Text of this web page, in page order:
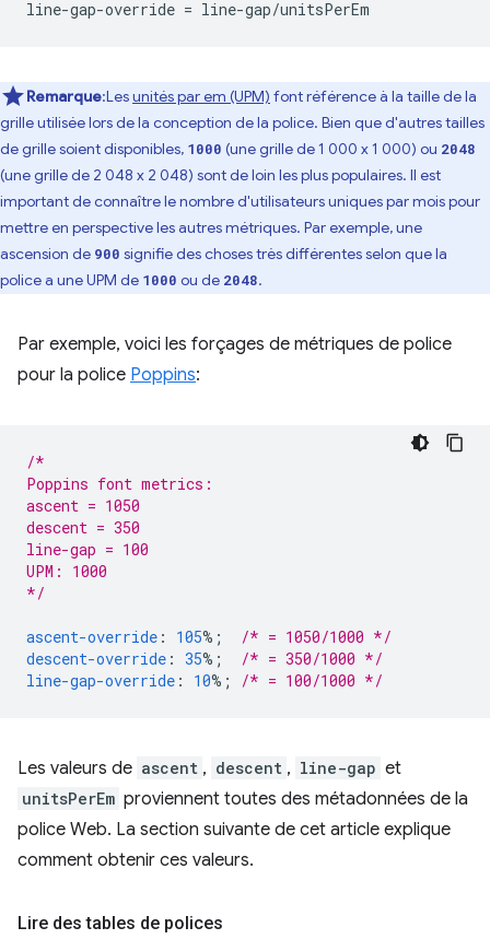
Remarque:Lesunités par em (UPM) font référence à la taille de la
grille utilisée lors de la conception de la police. Bien que d'autres tailles
de grille soient disponibles, 1000 (une grille de 1 000 x 1 000) ou 2048
(une grille de 2 048 x 2 048) sont de loin les plus populaires. Il est
important de connaître le nombre d'utilisateurs uniques par mois pour
mettre en perspective les autres métriques. Par exemple, une
ascension de 900 signifie des choses très différentes selon que la
police a une UPM de 1000 ou de 2048.
Par exemple, voici les forçages de métriques de police
pour la police Poppins:
/*
Poppins font metrics:
ascent = 1050
descent = 350
line-gap = 100
UPM: 1000
*/
ascent-override : 105%;
/* = 1050/1000 */
descent-override : 35%;
/* = 350/1000 */
line-gap-override : 10%; /* = 100/1000 */
Les valeurs de ascent , descent , line-gap et
unitsPerEm proviennent toutes des métadonnées de la
police Web. La section suivante de cet article explique
comment obtenir ces valeurs.
Lire des tables de polices